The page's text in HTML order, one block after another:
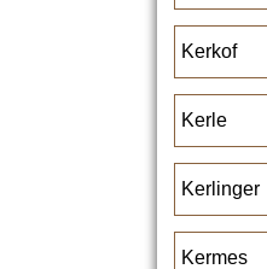
Kerkof
Kerle
Kerlinger
Kermes